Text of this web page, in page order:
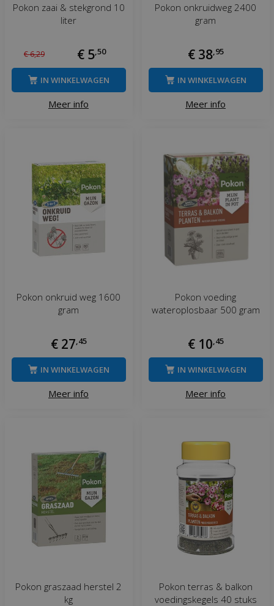
Pokon zaai & stekgrond 10
liter
€6,29 € 5 50
Meer info
IN WINKELWAGEN
Pokon onkruidweg 2400
gram
€ 38 95
Meer info
IN WINKELWAGEN
Pokon onkruid weg 1600
gram
€ 27 45
Meer info
IN WINKELWAGEN
Pokon voeding
wateroplosbaar 500 gram
€ 10 45
Meer info
IN WINKELWAGEN
Pokon graszaad herstel 2
kg
Pokon terras & balkon
voedingskegels 40 stuks